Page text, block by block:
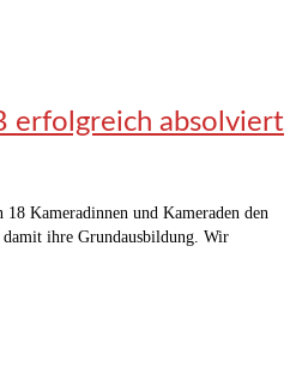
erfolgreich absolviert
18 Kameradinnen und Kameraden den
ihre Grundausbildung. Wir